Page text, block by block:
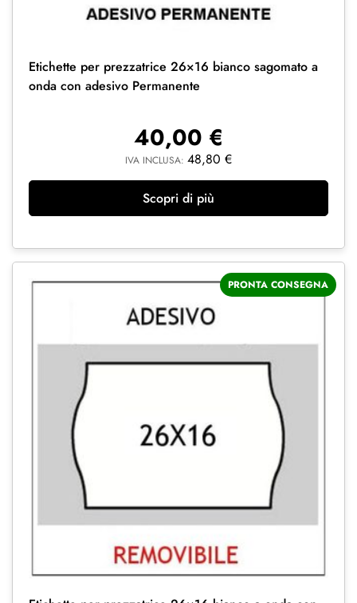
Etichette per prezzatrice 26×16 bianco sagomato a
onda con adesivo Permanente
40,00 €
IVA INCLUSA: 48,80 €
Scopri di più
PRONTA CONSEGNA